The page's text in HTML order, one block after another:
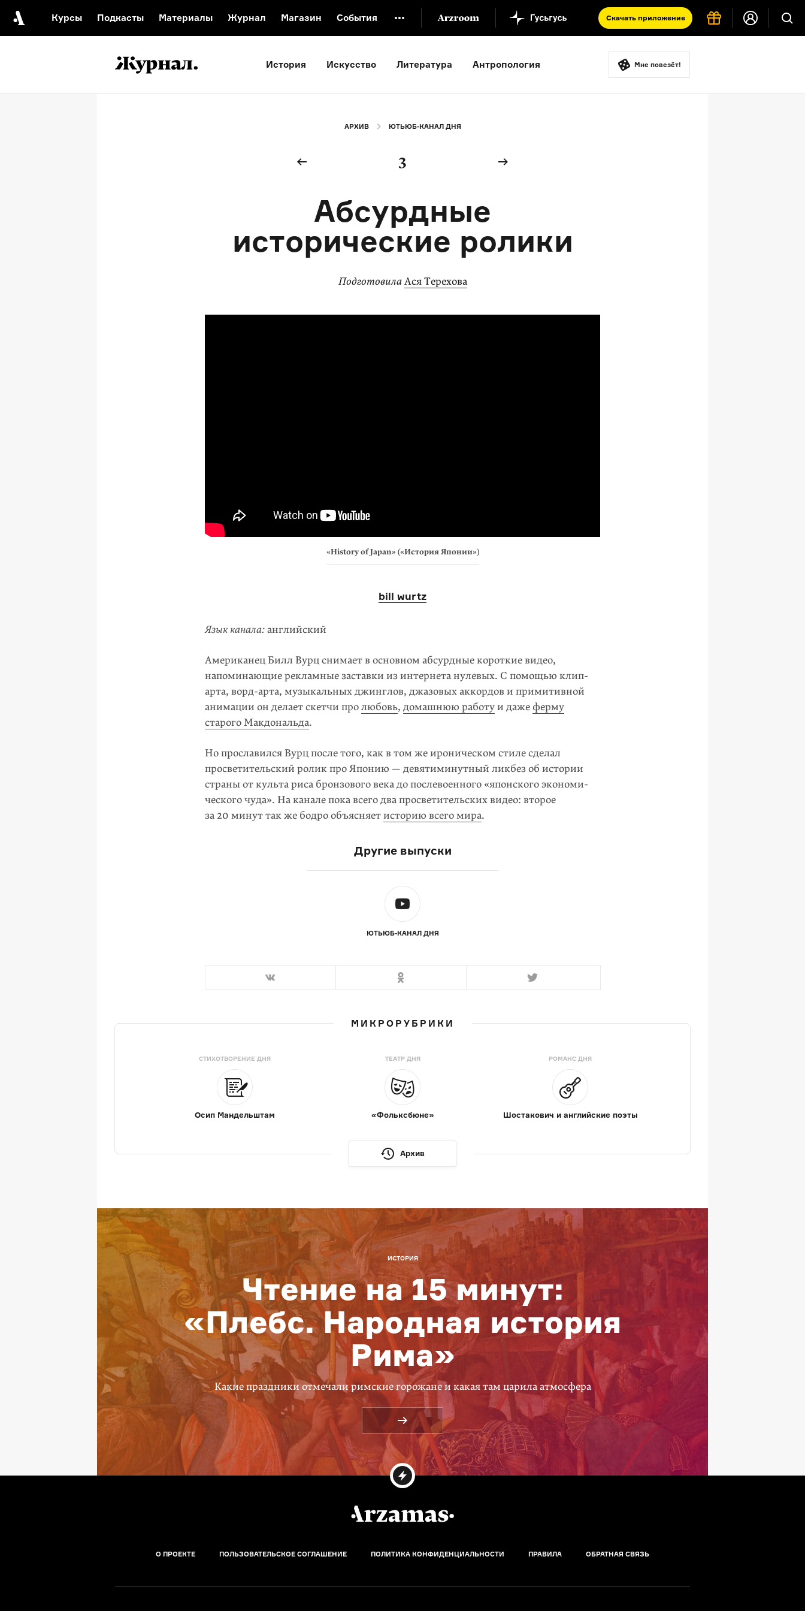
Курсы Подкасты Материалы Журнал Магазин События Скачать приложение
Видеоистория русской культуры
Русский язык от «гой еси» до «лол кек»
Что такое античность
История Искусство Литература Антропология Мне повезёт!
АРХИВ ЮТЬЮБ-КАНАЛ ДНЯ
3
Абсурдные
исторические ролики
Подготовила Ася Терехова
«History of Japan» («История Японии»)
bill wurtz
Язык канала:английский
Американец Билл Вурц снимает в основном абсурдные короткие видео,
напоминающие рекламные заставки из интернета нулевых. С помощью клип-
арта, ворд-арта, музыкальных джинглов, джазовых аккордов и примитивной
анимации он делает скетчи пролюбовь, домашнюю работуи дажеферму
старого Макдональда.
Но прославился Вурц после того, как в том же ироническом стиле сделал
просветительский ролик про Япо­нию — девятиминутный ликбез об истории
страны от культа риса бронзового века до послевоенного «японского экономи­
ческого чуда». На канале пока всего два просветительских видео: второе
за 20 минут так же бодро объясняетисторию всего мира.
Другие выпуски
ЮТЬЮБ-КАНАЛ ДНЯ
МИКРОРУБРИКИ
СТИХОТВОРЕНИЕ ДНЯ
Осип Мандельштам
ТЕАТР ДНЯ
«Фольксбюне»
РОМАНС ДНЯ
Шостакович и английские поэты
Архив
ИСТОРИЯ
Чтение на 15 минут:
«Плебс. Народная история
Рима»
Какие праздники отмечали римские горожане и какая там царила атмосфера
О ПРОЕКТЕ ПОЛЬЗОВАТЕЛЬСКОЕ СОГЛАШЕНИЕ ПОЛИТИКА КОНФИДЕНЦИАЛЬНОСТИ ПРАВИЛА ОБРАТНАЯ СВЯЗЬ